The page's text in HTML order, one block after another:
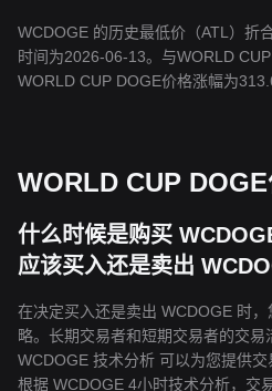
WCDOGE 的历史最低价（ATL）折
时间为2026-06-13。与WORLD
WORLD CUP DOGE价格涨幅为
WORLD CUP DOGE
什么时候是购买
应该买入还是卖出
在决定买入还是卖出 WCDOGE 时
略。长期交易者和短期交易者的交
WCDOGE 技术分析 可以为您提供交
根据 WCDOGE 4小时技术分析，交